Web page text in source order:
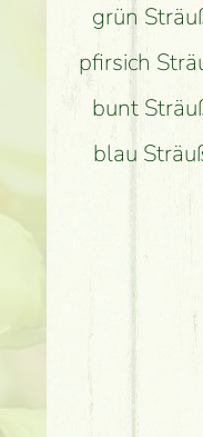
grün
pfirsich
bunt
blau